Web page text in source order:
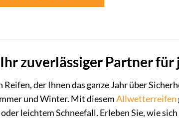
zuverlässiger Partner
Reifen, der Ihnen das ganze Jahr über
und Winter. Mit diesemAllwetterreifen
leichtem Schneefall. Erleben Sie, wie